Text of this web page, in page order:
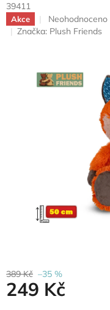
39411
Akce
Průměrné
hodnocení
z
5
Neohodnoceno
Značka: Plush Friends
389 Kč –35 %
249 Kč